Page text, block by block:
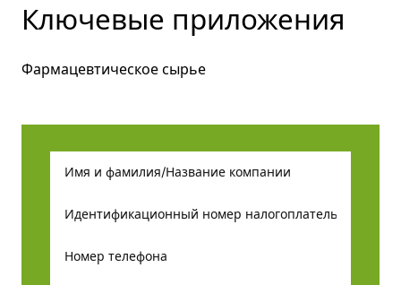
Ключевые приложения
Фармацевтическое сырье